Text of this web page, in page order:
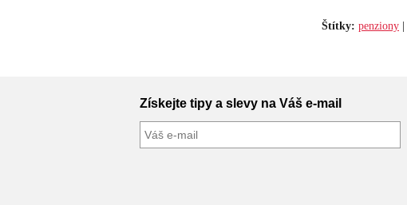
Štítky: penziony |
Získejte tipy a slevy na Váš e-mail